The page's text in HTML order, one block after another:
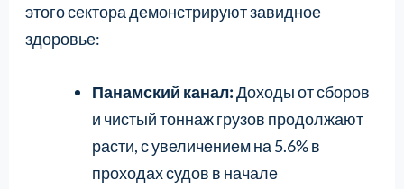
этого сектора демонстрируют завидное
здоровье:
Панамский канал:Доходы от сборов
и чистый тоннаж грузов продолжают
расти, с увеличением на 5.6% в
проходах судов в начале